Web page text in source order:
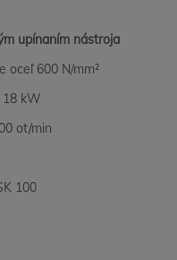
upínaním nástroja
oceľ 600 N/mm²
18 kW
ot/min
100